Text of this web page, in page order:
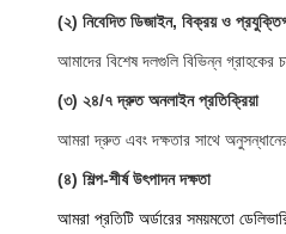
(২) নিবেদিত ডিজাইন, বিক্রয় ও
আমাদের
(৩) ২৪/৭ দ্রুত অনলাইন প্রতিক্রিয়া
আমরা দ্রুত এবং দক্ষতার সাথে
(৪) শিল্প-শীর্ষ উৎপাদন দক্ষতা
আমরা প্রতিটি অর্ডারের সময়মতো